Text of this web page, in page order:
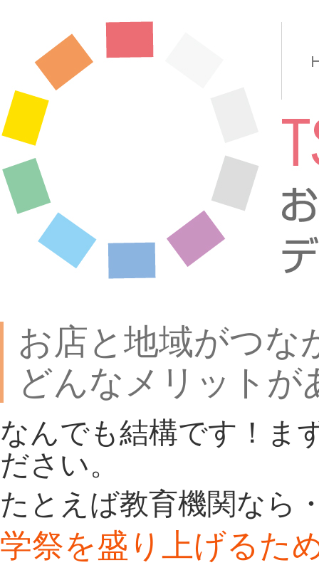
お店と地域がつな
どんなメリットが
なんでも結構です！ま
ださい。
たとえば教育機関なら
学祭を盛り上げるた